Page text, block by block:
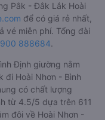
Pắk - Đắk Lắk Hoài
để có giá rẻ nhất,
vé miễn phí. Tổng đài
888684.
Định giường nằm
đi Hoài Nhơn - Bình
có chất lượng
từ 4.5/5 dựa trên 611
đôi về Hoài Nhơn -